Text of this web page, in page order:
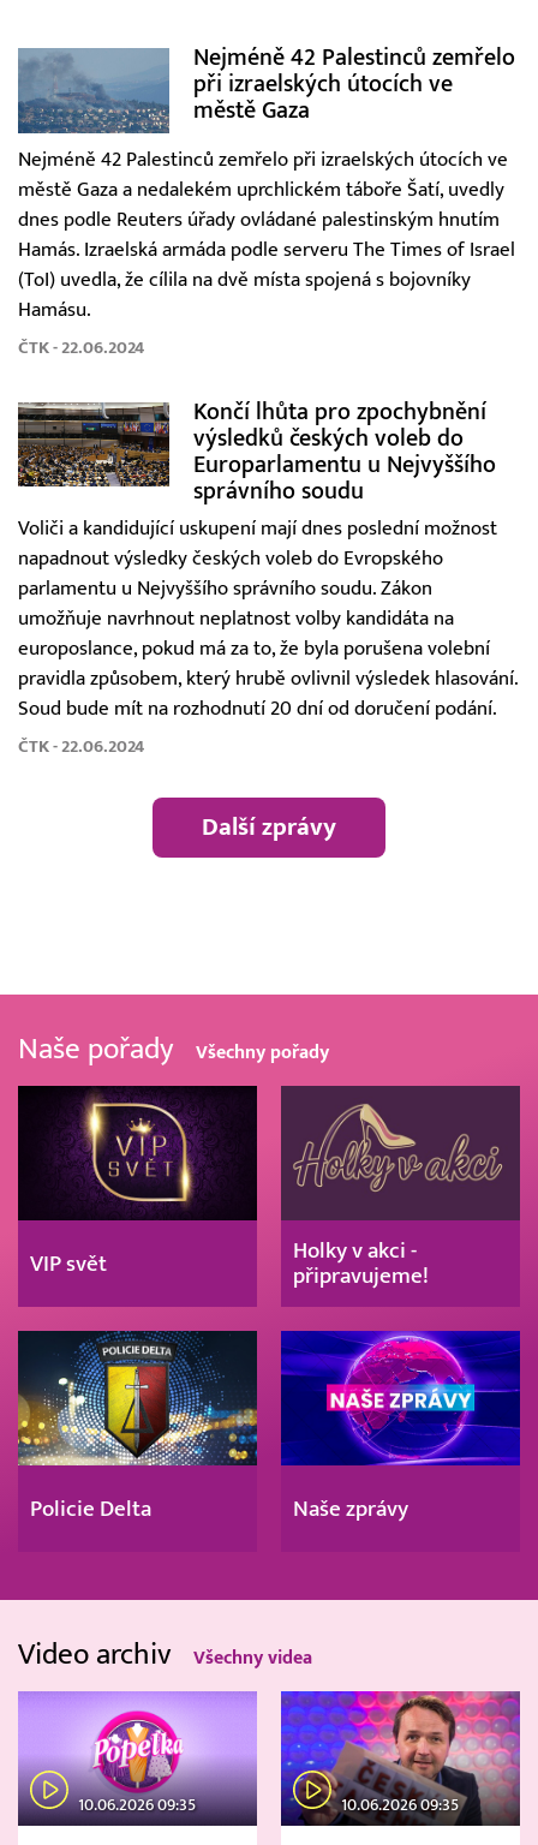
Nejméně 42 Palestinců zemřelo
při izraelských útocích ve
městě Gaza
Nejméně 42 Palestinců zemřelo při izraelských útocích ve
městě Gaza a nedalekém uprchlickém táboře Šatí, uvedly
dnes podle Reuters úřady ovládané palestinským hnutím
Hamás. Izraelská armáda podle serveru The Times of Israel
(ToI) uvedla, že cílila na dvě místa spojená s bojovníky
Hamásu.
ČTK - 22.06.2024
Končí lhůta pro zpochybnění
výsledků českých voleb do
Europarlamentu u Nejvyššího
správního soudu
Voliči a kandidující uskupení mají dnes poslední možnost
napadnout výsledky českých voleb do Evropského
parlamentu u Nejvyššího správního soudu. Zákon
umožňuje navrhnout neplatnost volby kandidáta na
europoslance, pokud má za to, že byla porušena volební
pravidla způsobem, který hrubě ovlivnil výsledek hlasování.
Soud bude mít na rozhodnutí 20 dní od doručení podání.
ČTK - 22.06.2024
Další zprávy
Naše pořady Všechny pořady
VIP svět
Holky v akci -
připravujeme!
Policie Delta Naše zprávy
Video archiv Všechny videa
10.06.2026 09:35 10.06.2026 09:35